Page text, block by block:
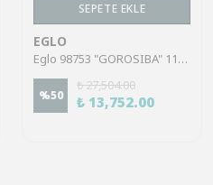
SEPETE EKLE
EGLO
Eglo 98753 "GOROSIBA" 110 Cm Yüksekliğinde Çelik Siyah Sarkıt Avize
%50
₺ 27,504.00
₺ 13,752.00